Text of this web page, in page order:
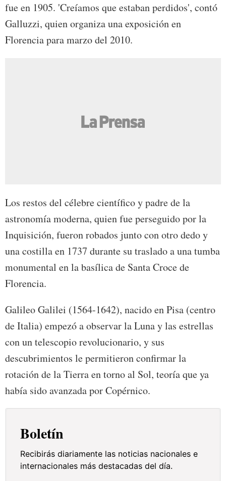
fue en 1905. 'Creíamos que estaban perdidos', contó
Galluzzi, quien organiza una exposición en
Florencia para marzo del 2010.
Los restos del célebre científico y padre de la
astronomía moderna, quien fue perseguido por la
Inquisición, fueron robados junto con otro dedo y
una costilla en 1737 durante su traslado a una tumba
monumental en la basílica de Santa Croce de
Florencia.
Galileo Galilei (1564-1642), nacido en Pisa (centro
de Italia) empezó a observar la Luna y las estrellas
con un telescopio revolucionario, y sus
descubrimientos le permitieron confirmar la
rotación de la Tierra en torno al Sol, teoría que ya
había sido avanzada por Copérnico.
Boletín
Recibirás diariamente las noticias nacionales e
internacionales más destacadas del día.